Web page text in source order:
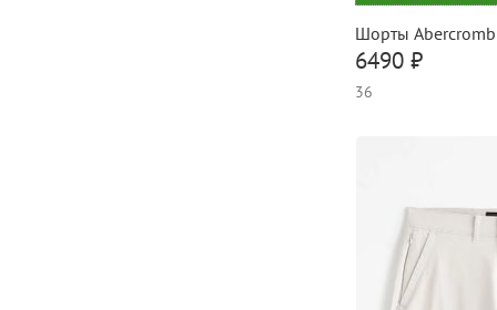
Шорты
6490 ₽
36